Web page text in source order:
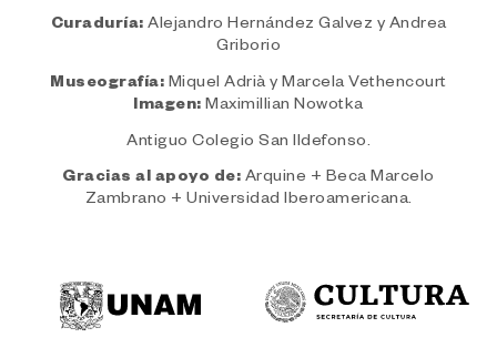
Curaduría: Alejandro Hernández Galvez y Andrea
Griborio
Museografía: Miquel Adrià y Marcela Vethencourt
Imagen:Maximillian Nowotka
Antiguo Colegio San Ildefonso.
Gracias al apoyo de: Arquine + Beca Marcelo
Zambrano + Universidad Iberoamericana.